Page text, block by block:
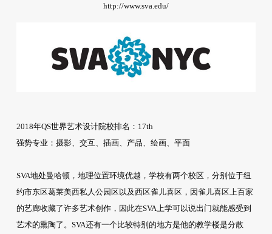
http://www.sva.edu/
2018年QS世界艺术设计院校排名：17th
强势专业：摄影、交互、插画、产品、绘画、平面
SVA地处曼哈顿，地理位置环境优越，学校有两个校区，分别位于纽
约市东区葛莱美西私人公园区以及西区雀儿喜区，因雀儿喜区上百家
的艺廊收藏了许多艺术创作，因此在SVA上学可以说出门就能感受到
艺术的熏陶了。SVA还有一个比较特别的地方是他的教学楼是分散